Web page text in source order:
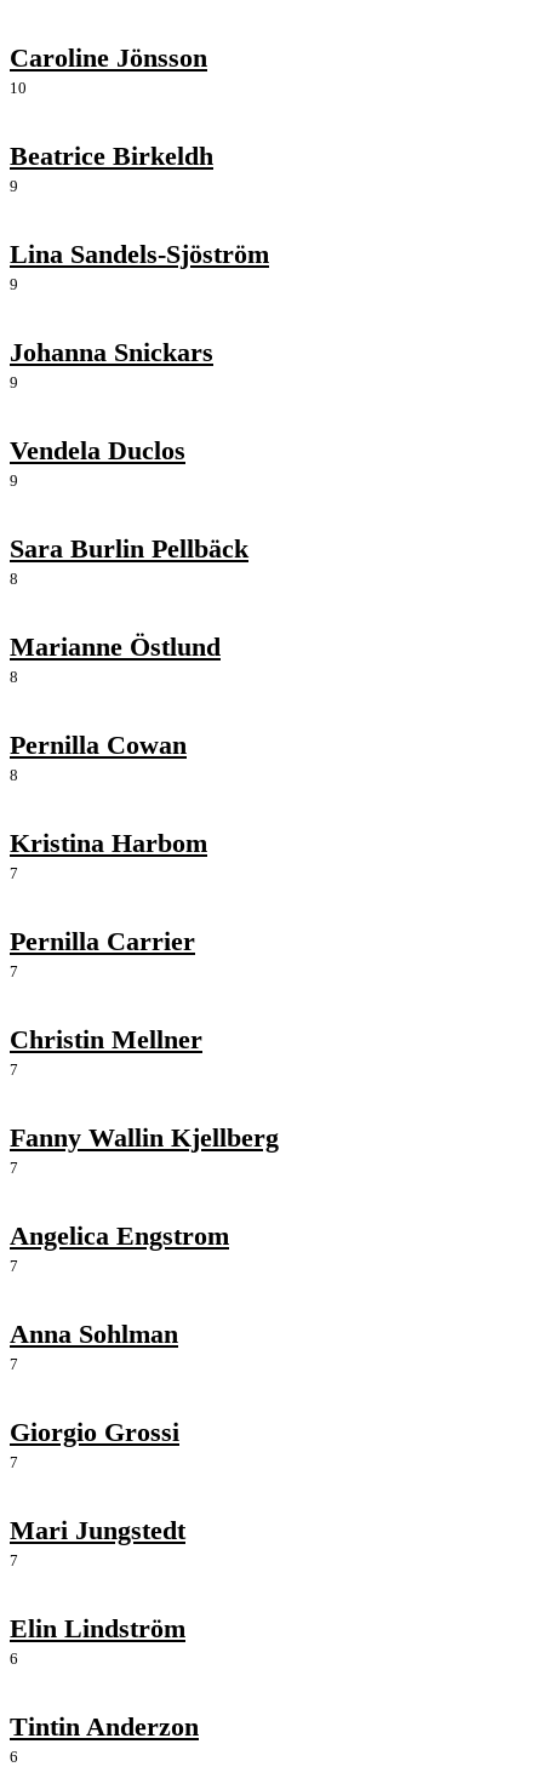
Caroline Jönsson
10
Beatrice Birkeldh
9
Lina Sandels-Sjöström
9
Johanna Snickars
9
Vendela Duclos
9
Sara Burlin Pellbäck
8
Marianne Östlund
8
Pernilla Cowan
8
Kristina Harbom
7
Pernilla Carrier
7
Christin Mellner
7
Fanny Wallin Kjellberg
7
Angelica Engstrom
7
Anna Sohlman
7
Giorgio Grossi
7
Mari Jungstedt
7
Elin Lindström
6
Tintin Anderzon
6